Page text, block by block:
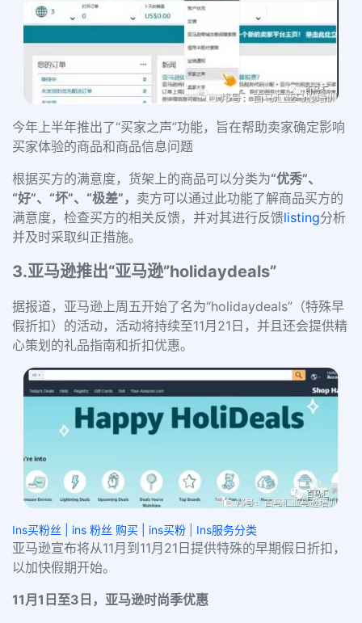
今年上半年推出了“买家之声”功能，旨在帮助卖家确定影响
买家体验的商品和商品信息问题
根据买方的满意度，货架上的商品可以分类为“优秀”、
“好”、“坏”、“极差”， 卖方可以通过此功能了解商品买方的
满意度，检查买方的相关反馈，并对其进行反馈listing分析
并及时采取纠正措施。
3.亚马逊推出“亚马逊”holidaydeals”
据报道，亚马逊上周五开始了名为“holidaydeals”（特殊早
假折扣）的活动，活动将持续至11月21日，并且还会提供精
心策划的礼品指南和折扣优惠。
Ins买粉丝 | ins 粉丝 购买 | ins买粉 Ins服务分类
亚马逊宣布将从11月到11月21日提供特殊的早期假日折扣，
以加快假期开始。
11月1日至3日，亚马逊时尚季优惠